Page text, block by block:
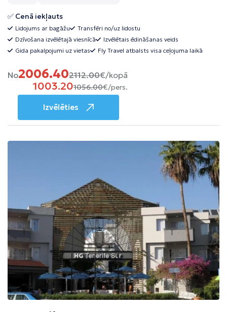
✅ Cenā iekļauts
Lidojums ar bagāžu
Transfēri no/uz lidostu
Dzīvošana izvēlētajā viesnīcā
Izvēlētais ēdināšanas veids
Gida pakalpojumi uz vietas
Fly Travel atbalsts visa ceļojuma laikā
No2006.402112.00€/kopā
1003.201056.00€/pers.
Izvēlēties